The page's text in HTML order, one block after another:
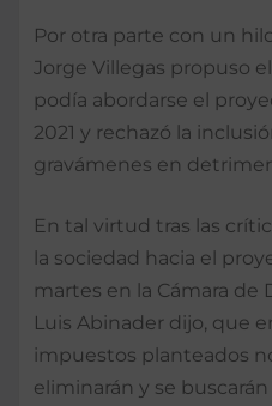
Por otra parte con un
Jorge Villegas propuso
podía abordarse el
2021 y rechazó la
gravámenes en
En tal virtud tras las
la sociedad hacia el
martes en la Cámara
Luis Abinader dijo, que
impuestos planteados
eliminarán y se